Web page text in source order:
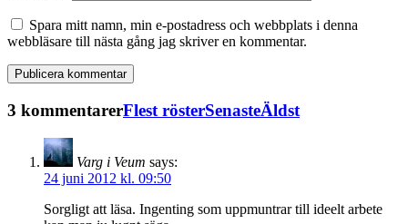
Spara mitt namn, min e-postadress och webbplats i denna
webbläsare till nästa gång jag skriver en kommentar.
3 kommentarerFlest rösterSenasteÄldst
Varg i Veum says:
24 juni 2012 kl. 09:50
Sorgligt att läsa. Ingenting som uppmuntrar till ideelt arbete